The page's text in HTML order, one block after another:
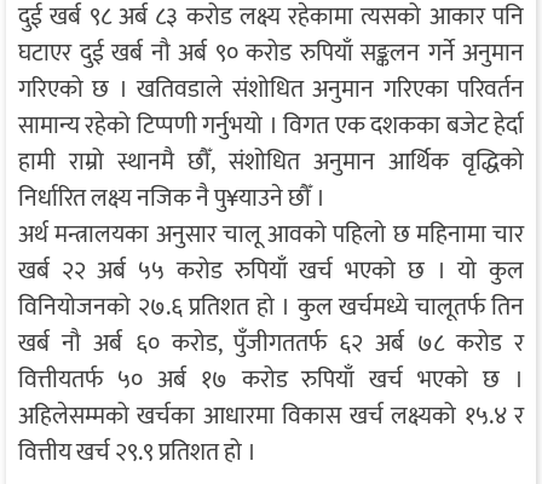
दुई खर्ब ९८ अर्ब ८३ करोड लक्ष्य रहेकामा त्यसको आकार पनि
घटाएर दुई खर्ब नौ अर्ब ९० करोड रुपियाँ सङ्कलन गर्ने अनुमान
गरिएको छ । खतिवडाले संशोधित अनुमान गरिएका परिवर्तन
सामान्य रहेको टिप्पणी गर्नुभयो । विगत एक दशकका बजेट हेर्दा
हामी राम्रो स्थानमै छौँ, संशोधित अनुमान आर्थिक वृद्धिको
निर्धारित लक्ष्य नजिक नै पु¥याउने छौँ ।
अर्थ मन्त्रालयका अनुसार चालू आवको पहिलो छ महिनामा चार
खर्ब २२ अर्ब ५५ करोड रुपियाँ खर्च भएको छ । यो कुल
विनियोजनको २७.६ प्रतिशत हो । कुल खर्चमध्ये चालूतर्फ तिन
खर्ब नौ अर्ब ६० करोड, पुँजीगततर्फ ६२ अर्ब ७८ करोड र
वित्तीयतर्फ ५० अर्ब १७ करोड रुपियाँ खर्च भएको छ ।
अहिलेसम्मको खर्चका आधारमा विकास खर्च लक्ष्यको १५.४ र
वित्तीय खर्च २९.९ प्रतिशत हो ।